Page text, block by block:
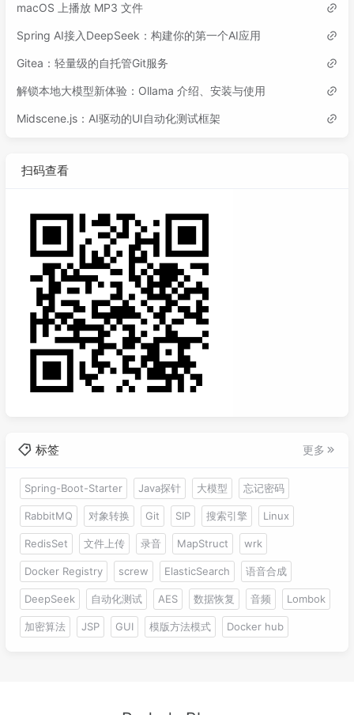
macOS 上播放 MP3 文件
Spring AI接入DeepSeek：构建你的第一个AI应用
Gitea：轻量级的自托管Git服务
解锁本地大模型新体验：Ollama 介绍、安装与使用
Midscene.js：AI驱动的UI自动化测试框架
扫码查看
标签 更多
Spring-Boot-Starter Java探针 大模型 忘记密码
RabbitMQ 对象转换 Git SIP 搜索引擎 Linux
RedisSet 文件上传 录音 MapStruct wrk
Docker Registry screw ElasticSearch 语音合成
DeepSeek 自动化测试 AES 数据恢复 音频 Lombok
加密算法 JSP GUI 模版方法模式 Docker hub